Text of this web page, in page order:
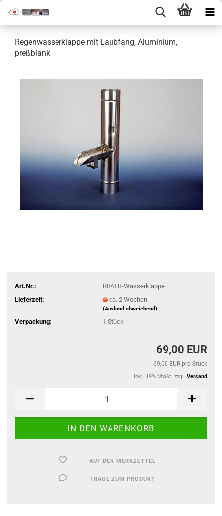
Regenwasserklappe mit Laubfang, Aluminium,
preßblank
Art.Nr.:
RRATB-Wasserklappe
Lieferzeit:
ca. 2 Wochen
(Ausland abweichend)
Verpackung: 1 Stück
69,00 EUR
69,00 EUR pro Stück
inkl. 19% MwSt. zzgl. Versand
AUF DEN MERKZETTEL
FRAGE ZUM PRODUKT